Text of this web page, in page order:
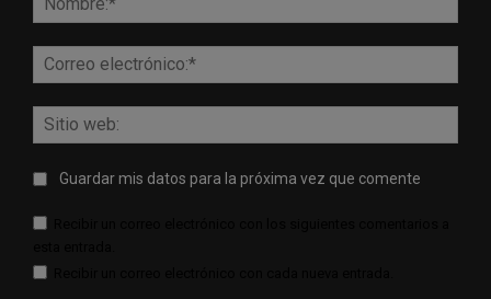
Guardar mis datos para la próxima vez que comente